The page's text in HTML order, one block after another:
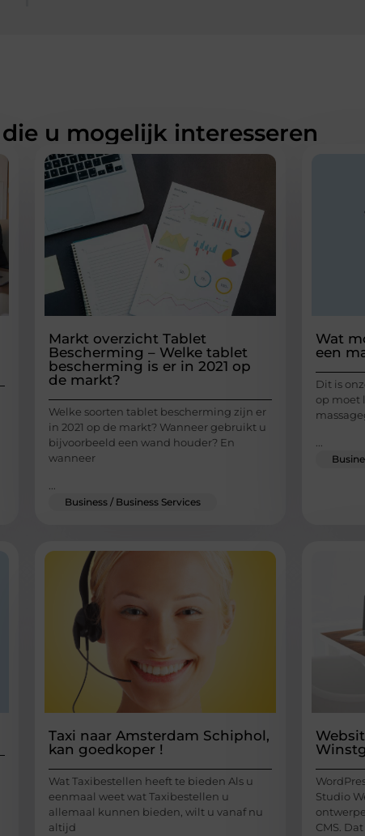
die u mogelijk interesseren
Markt overzicht Tablet
Bescherming – Welke tablet
bescherming is er in 2021 op
de markt?
Welke soorten tablet bescherming zijn er
in 2021 op de markt? Wanneer gebruikt u
bijvoorbeeld een wand houder? En
wanneer
Business / Business Services
Wat
een
Dit is
op moet
Taxi naar Amsterdam Schiphol,
kan goedkoper !
Wat Taxibestellen heeft te bieden Als u
eenmaal weet wat Taxibestellen u
allemaal kunnen bieden, wilt u vanaf nu
altijd
Studio
CMS.